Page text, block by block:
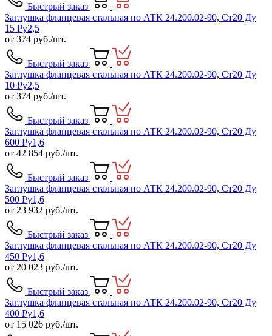
Быстрый заказ
Заглушка фланцевая стальная по АТК 24.200.02-90, Ст20 Ду
15 Ру2,5
от 374 руб./шт.
Быстрый заказ
Заглушка фланцевая стальная по АТК 24.200.02-90, Ст20 Ду
10 Ру2,5
от 374 руб./шт.
Быстрый заказ
Заглушка фланцевая стальная по АТК 24.200.02-90, Ст20 Ду
600 Ру1,6
от 42 854 руб./шт.
Быстрый заказ
Заглушка фланцевая стальная по АТК 24.200.02-90, Ст20 Ду
500 Ру1,6
от 23 932 руб./шт.
Быстрый заказ
Заглушка фланцевая стальная по АТК 24.200.02-90, Ст20 Ду
450 Ру1,6
от 20 023 руб./шт.
Быстрый заказ
Заглушка фланцевая стальная по АТК 24.200.02-90, Ст20 Ду
400 Ру1,6
от 15 026 руб./шт.